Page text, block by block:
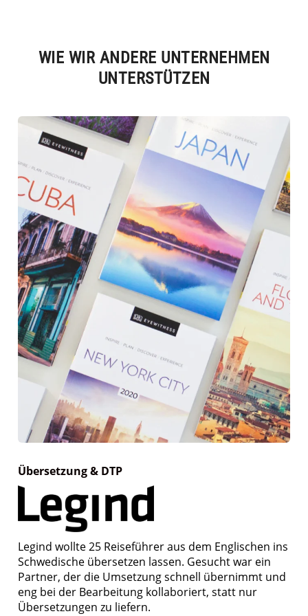
WIE WIR ANDERE UNTERNEHMEN
UNTERSTÜTZEN
Übersetzung & DTP
Legind wollte 25 Reiseführer aus dem Englischen ins
Schwedische übersetzen lassen. Gesucht war ein
Partner, der die Umsetzung schnell übernimmt und
eng bei der Bearbeitung kollaboriert, statt nur
Übersetzungen zu liefern.